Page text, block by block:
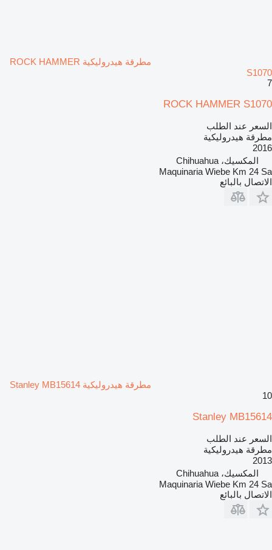
مطرقة هيدروليكية ROCK HAMMER
S1070
7
ROCK HAMMER S1070
السعر عند الطلب
مطرقة هيدروليكية
2016
المكسيك، Chihuahua
Maquinaria Wiebe Km 24 Sa
الاتصال بالبائع
مطرقة هيدروليكية Stanley MB15614
10
Stanley MB15614
السعر عند الطلب
مطرقة هيدروليكية
2013
المكسيك، Chihuahua
Maquinaria Wiebe Km 24 Sa
الاتصال بالبائع